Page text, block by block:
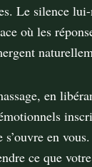
Le silence
où les
en
s’ouvre en
ce que